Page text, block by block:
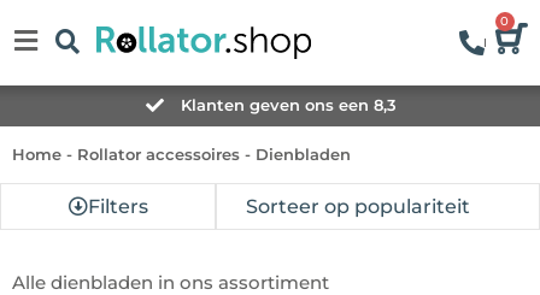
0
Klanten geven ons een 8,3
Home - Rollator accessoires - Dienbladen
Filters
Alle dienbladen in ons assortiment